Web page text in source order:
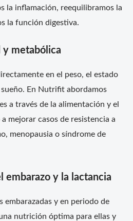
la inflamación, reequilibramos la
la función digestiva.
y metabólica
en el peso, el estado
En Nutrifit abordamos
a través de la alimentación y el
mejorar casos de resistencia a
menopausia o síndrome de
embarazo y la lactancia
embarazadas y en periodo de
nutrición óptima para ellas y